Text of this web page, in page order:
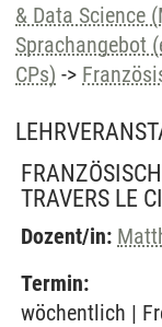
& Data Science
Sprachangebot
CPs) ->
TRAVERS LE
Dozent/in:
Termin:
wöchentlich |